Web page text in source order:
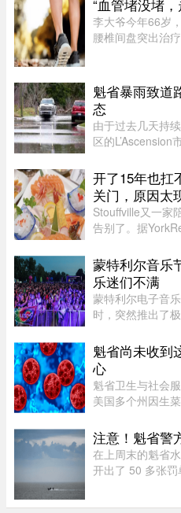
“血管堵没堵
李大爷今年66岁
腰椎间盘突出治
侧）、胫后动脉
魁省暴雨致道
态
由于过去几天持
区的
区遭遇严重雨灾
段甚至被冲毁或
开了15年也扛
关门，原因太
Stouffville又一家
告别了。据
Maki Zushi，已
经营15年后因租
蒙特利尔音乐
乐迷们不满
蒙特利尔电子音
时，突然推出了
门用的腰包，结
着重新买一个，
魁省尚未收到
心
魁省卫生与社会
美国多个州因生
报告。这种由寄
食物或水传播，
注意！魁省警
在上周末的魁省
开出了 50 多张